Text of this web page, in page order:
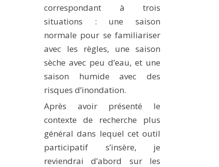
correspondant à trois
situations : une saison
normale pour se familiariser
avec les règles, une saison
sèche avec peu d’eau, et une
saison humide avec des
risques d’inondation.
Après avoir présenté le
contexte de recherche plus
général dans lequel cet outil
participatif s’insère, je
reviendrai d’abord sur les